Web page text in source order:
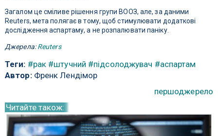
Загалом це сміливе рішення групи ВООЗ, але, за даними
Reuters, мета полягає в тому, щоб стимулювати додаткові
дослідження аспартаму, а не розпалювати паніку.
Джерела:Reuters
Теги: #рак #штучний #підсолоджувач #аспартам
Автор:Френк Лендімор
першоджерело
Читайте також: